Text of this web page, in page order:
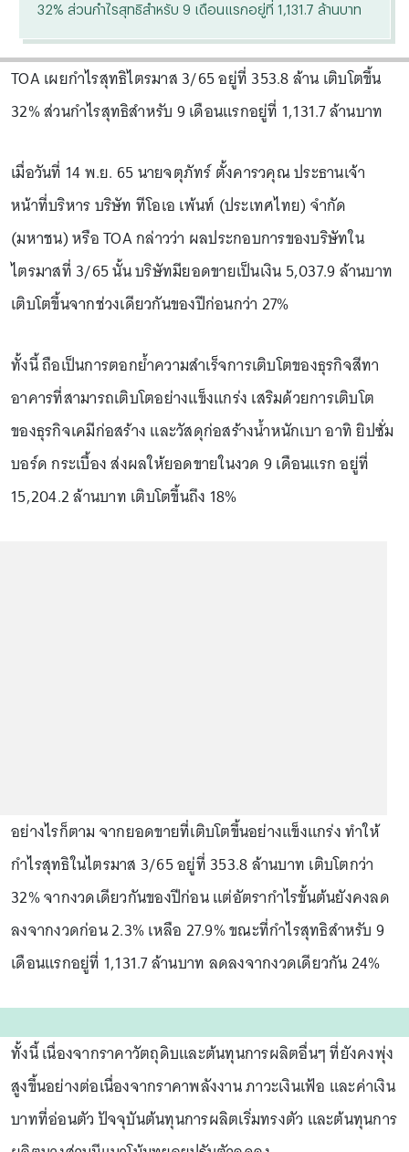
32% ส่วนกำไรสุทธิสำหรับ 9 เดือนแรกอยู่ที่ 1,131.7 ล้านบาท
TOA เผยกำไรสุทธิไตรมาส 3/65 อยู่ที่ 353.8 ล้าน เติบโตขึ้น
32% ส่วนกำไรสุทธิสำหรับ 9 เดือนแรกอยู่ที่ 1,131.7 ล้านบาท
เมื่อวันที่ 14 พ.ย. 65 นายจตุภัทร์ ตั้งคารวคุณ ประธานเจ้า
หน้าที่บริหาร บริษัท ทีโอเอ เพ้นท์ (ประเทศไทย) จำกัด
(มหาชน) หรือ TOA กล่าวว่า ผลประกอบการของบริษัทใน
ไตรมาสที่ 3/65 นั้น บริษัทมียอดขายเป็นเงิน 5,037.9 ล้านบาท
เติบโตขึ้นจากช่วงเดียวกันของปีก่อนกว่า 27%
ทั้งนี้ ถือเป็นการตอกย้ำความสำเร็จการเติบโตของธุรกิจสีทา
อาคารที่สามารถเติบโตอย่างแข็งแกร่ง เสริมด้วยการเติบโต
ของธุรกิจเคมีก่อสร้าง และวัสดุก่อสร้างน้ำหนักเบา อาทิ ยิปซั่ม
บอร์ด กระเบื้อง ส่งผลให้ยอดขายในงวด 9 เดือนแรก อยู่ที่
15,204.2 ล้านบาท เติบโตขึ้นถึง 18%
อย่างไรก็ตาม จากยอดขายที่เติบโตขึ้นอย่างแข็งแกร่ง ทำให้
กำไรสุทธิในไตรมาส 3/65 อยู่ที่ 353.8 ล้านบาท เติบโตกว่า
32% จากงวดเดียวกันของปีก่อน แต่อัตรากำไรขั้นต้นยังคงลด
ลงจากงวดก่อน 2.3% เหลือ 27.9% ขณะที่กำไรสุทธิสำหรับ 9
เดือนแรกอยู่ที่ 1,131.7 ล้านบาท ลดลงจากงวดเดียวกัน 24%
ทั้งนี้ เนื่องจากราคาวัตถุดิบและต้นทุนการผลิตอื่นๆ ที่ยังคงพุ่ง
สูงขึ้นอย่างต่อเนื่องจากราคาพลังงาน ภาวะเงินเฟ้อ และค่าเงิน
บาทที่อ่อนตัว ปัจจุบันต้นทุนการผลิตเริ่มทรงตัว และต้นทุนการ